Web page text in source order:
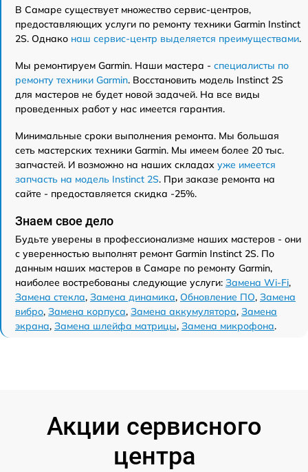
В Самаре существует множество сервис-центров,
предоставляющих услуги по ремонту техники Garmin Instinct
2S. Однако наш сервис-центр выделяется преимуществами.
Мы ремонтируем Garmin. Наши мастера - специалисты по
ремонту техники Garmin. Восстановить модель Instinct 2S
для мастеров не будет новой задачей. На все виды
проведенных работ у нас имеется гарантия.
Минимальные сроки выполнения ремонта. Мы большая
сеть мастерских техники Garmin. Мы имеем более 20 тыс.
запчастей. И возможно на наших складах уже имеется
запчасть на модель Instinct 2S. При заказе ремонта на
сайте - предоставляется скидка -25%.
Знаем свое дело
Будьте уверены в профессионализме наших мастеров - они
с уверенностью выполнят ремонт Garmin Instinct 2S. По
данным наших мастеров в Самаре по ремонту Garmin,
наиболее востребованы следующие услуги: Замена Wi-Fi,
Замена стекла, Замена динамика, Обновление ПО, Замена
вибро, Замена корпуса, Замена аккумулятора, Замена
экрана, Замена шлейфа матрицы, Замена микрофона.
Акции сервисного
центра